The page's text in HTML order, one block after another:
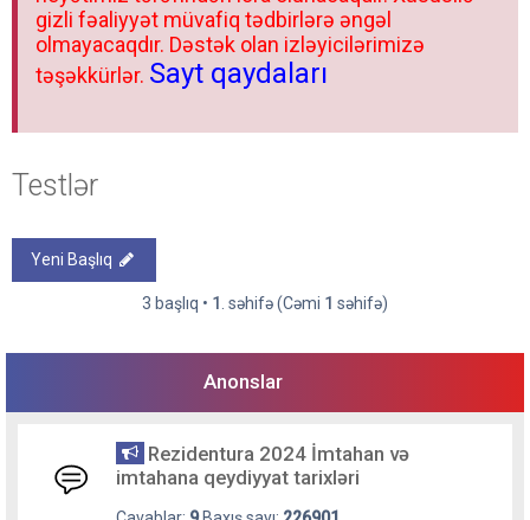
gizli fəaliyyət müvafiq tədbirlərə əngəl
olmayacaqdır. Dəstək olan izləyicilərimizə
təşəkkürlər. Sayt qaydaları
Testlər
Yeni Başlıq
3 başlıq • 1 . səhifə (Cəmi 1 səhifə)
Anonslar
Rezidentura 2024 İmtahan və
imtahana qeydiyyat tarixləri